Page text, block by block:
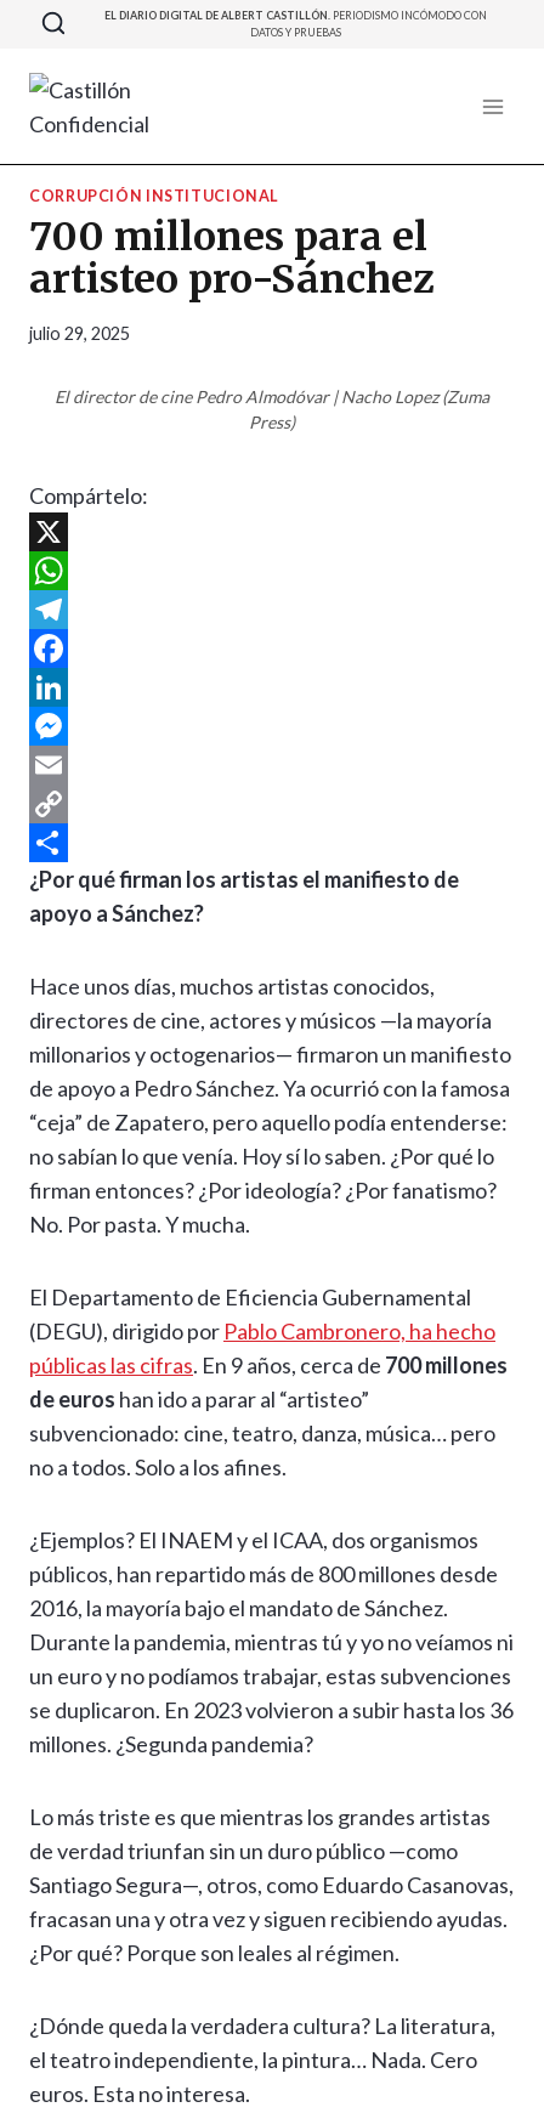
Saltar
contenido
EL DIARIO DIGITAL DE ALBERT CASTILLÓN. PERIODISMO INCÓMODO CON
DATOS Y PRUEBAS
CORRUPCIÓN INSTITUCIONAL
700 millones para el
artisteo pro-Sánchez
julio 29, 2025
El director de cine Pedro Almodóvar | Nacho Lopez (Zuma
Press)
Compártelo:
X
W
h
a
t
s
A
p
p
T
e
e
g
r
a
m
F
a
c
e
b
o
o
L
n
k
e
d
n
M
e
s
s
e
g
e
E
m
a
i
C
o
p
L
i
n
k
C
o
p
a
t
i
r
¿Por qué firman los artistas el manifiesto de
apoyo a Sánchez?
Hace unos días, muchos artistas conocidos,
directores de cine, actores y músicos —la mayoría
millonarios y octogenarios— firmaron un manifiesto
de apoyo a Pedro Sánchez. Ya ocurrió con la famosa
“ceja” de Zapatero, pero aquello podía entenderse:
no sabían lo que venía. Hoy sí lo saben. ¿Por qué lo
firman entonces? ¿Por ideología? ¿Por fanatismo?
No. Por pasta. Y mucha.
El Departamento de Eficiencia Gubernamental
(DEGU), dirigido por Pablo Cambronero, ha hecho
públicas las cifras. En 9 años, cerca de 700 millones
de euros han ido a parar al “artisteo”
subvencionado: cine, teatro, danza, música… pero
no a todos. Solo a los afines.
¿Ejemplos? El INAEM y el ICAA, dos organismos
públicos, han repartido más de 800 millones desde
2016, la mayoría bajo el mandato de Sánchez.
Durante la pandemia, mientras tú y yo no veíamos ni
un euro y no podíamos trabajar, estas subvenciones
se duplicaron. En 2023 volvieron a subir hasta los 36
millones. ¿Segunda pandemia?
Lo más triste es que mientras los grandes artistas
de verdad triunfan sin un duro público —como
Santiago Segura—, otros, como Eduardo Casanovas,
fracasan una y otra vez y siguen recibiendo ayudas.
¿Por qué? Porque son leales al régimen.
¿Dónde queda la verdadera cultura? La literatura,
el teatro independiente, la pintura… Nada. Cero
euros. Esta no interesa.